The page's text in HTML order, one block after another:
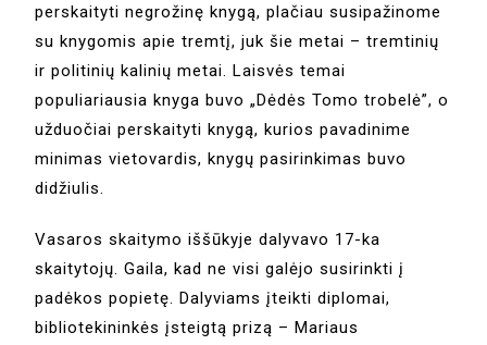
perskaityti negrožinę knygą, plačiau susipažinome
su knygomis apie tremtį, juk šie metai – tremtinių
ir politinių kalinių metai. Laisvės temai
populiariausia knyga buvo „Dėdės Tomo trobelė”, o
užduočiai perskaityti knygą, kurios pavadinime
minimas vietovardis, knygų pasirinkimas buvo
didžiulis.
Vasaros skaitymo iššūkyje dalyvavo 17-ka
skaitytojų. Gaila, kad ne visi galėjo susirinkti į
padėkos popietę. Dalyviams įteikti diplomai,
bibliotekininkės įsteigtą prizą – Mariaus